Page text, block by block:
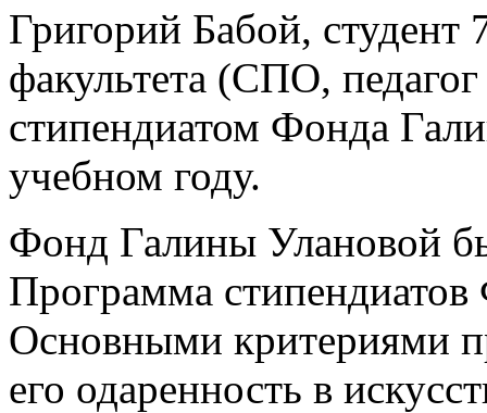
Григорий Бабой, студент
факультета (СПО,
стипендиатом Фонда
учебном году.
Фонд Галины Улановой
Программа стипендиатов
Основными критериями
его одаренность в